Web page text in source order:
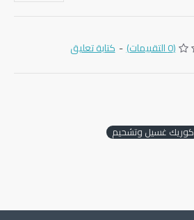
(0 التقييمات) - كتابة تعليق
كوريك غسيل وتشحيم